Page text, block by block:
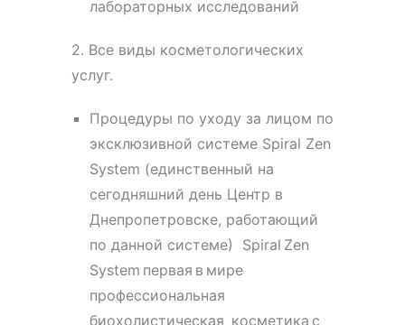
лабораторных исследований
2. Все виды косметологических
услуг.
Процедуры по уходу за лицом по
эксклюзивной системе Spiral Zen
System (единственный на
сегодняшний день Центр в
Днепропетровске, работающий
по данной системе) Spiral Zen
System первая в мире
профессиональная
биохолистическая косметика с